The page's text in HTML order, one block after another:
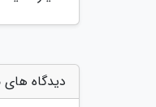
دیدگاه های